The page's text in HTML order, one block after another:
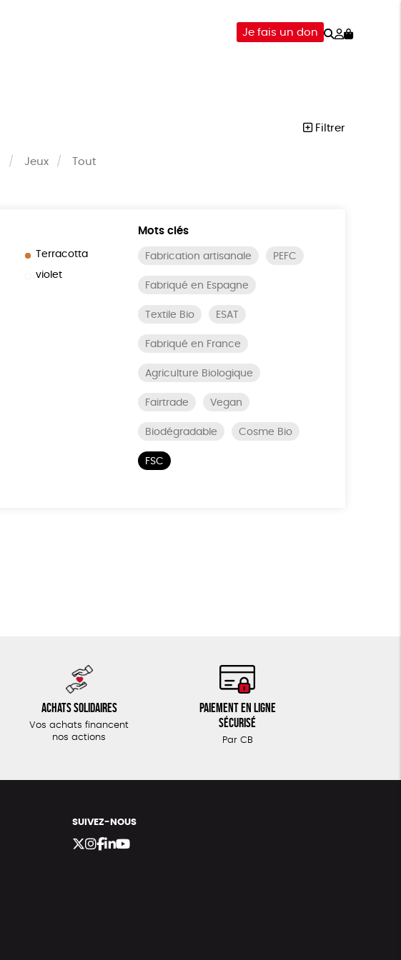
Je fais un don Rechercher
Mon
Filtrer
Jeux Tout
Terracotta
violet
Mots clés
Fabrication artisanale PEFC
Fabriqué en Espagne
Textile Bio ESAT
Fabriqué en France
Agriculture Biologique
Fairtrade Vegan
Biodégradable Cosme Bio
FSC
Achats solidaires
Vos achats financent
nos actions
Paiement en ligne
sécurisé
Par CB
SUIVEZ-NOUS